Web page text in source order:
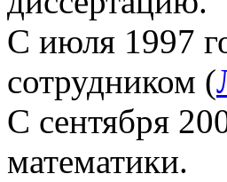
С июля 1997
сотрудником (
С сентября
математики.